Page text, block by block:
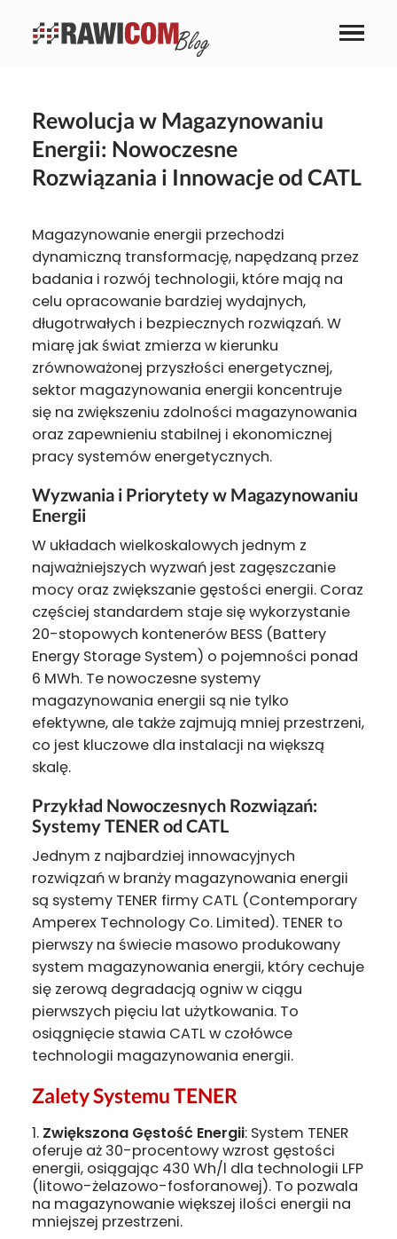
Rewolucja w Magazynowaniu
Energii: Nowoczesne
Rozwiązania i Innowacje od CATL
Magazynowanie energii przechodzi
dynamiczną transformację, napędzaną przez
badania i rozwój technologii, które mają na
celu opracowanie bardziej wydajnych,
długotrwałych i bezpiecznych rozwiązań. W
miarę jak świat zmierza w kierunku
zrównoważonej przyszłości energetycznej,
sektor magazynowania energii koncentruje
się na zwiększeniu zdolności magazynowania
oraz zapewnieniu stabilnej i ekonomicznej
pracy systemów energetycznych.
Wyzwania i Priorytety w Magazynowaniu
Energii
W układach wielkoskalowych jednym z
najważniejszych wyzwań jest zagęszczanie
mocy oraz zwiększanie gęstości energii. Coraz
częściej standardem staje się wykorzystanie
20-stopowych kontenerów BESS (Battery
Energy Storage System) o pojemności ponad
6 MWh. Te nowoczesne systemy
magazynowania energii są nie tylko
efektywne, ale także zajmują mniej przestrzeni,
co jest kluczowe dla instalacji na większą
skalę.
Przykład Nowoczesnych Rozwiązań:
Systemy TENER od CATL
Jednym z najbardziej innowacyjnych
rozwiązań w branży magazynowania energii
są systemy TENER firmy CATL (Contemporary
Amperex Technology Co. Limited). TENER to
pierwszy na świecie masowo produkowany
system magazynowania energii, który cechuje
się zerową degradacją ogniw w ciągu
pierwszych pięciu lat użytkowania. To
osiągnięcie stawia CATL w czołówce
technologii magazynowania energii.
Zalety Systemu TENER
Zwiększona Gęstość Energii: System TENER
oferuje aż 30-procentowy wzrost gęstości
energii, osiągając 430 Wh/l dla technologii LFP
(litowo-żelazowo-fosforanowej). To pozwala
na magazynowanie większej ilości energii na
mniejszej przestrzeni.